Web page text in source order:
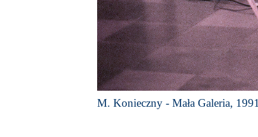
M. Konieczny - Mała Galeria,